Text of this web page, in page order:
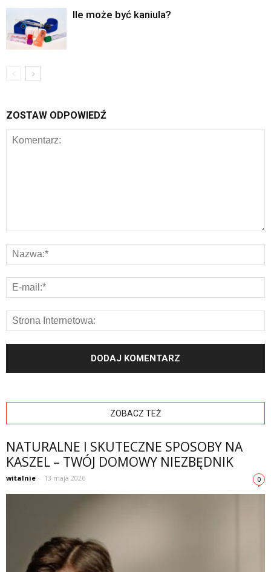
Ile może być kaniula?
ZOSTAW ODPOWIEDŹ
ZOBACZ TEŻ
NATURALNE I SKUTECZNE SPOSOBY NA
KASZEL – TWÓJ DOMOWY NIEZBĘDNIK
witalnie - 13 maja 2026 0